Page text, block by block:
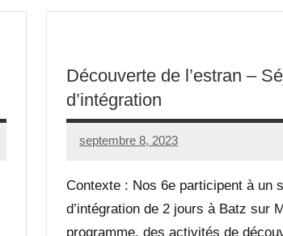
Découverte de l’estran –
d’intégration
septembre 8, 2023
Seg0_La_Vraie
Aucun
Contexte : Nos 6e participent à un
d’intégration de 2 jours à Batz sur
programme, des activités de